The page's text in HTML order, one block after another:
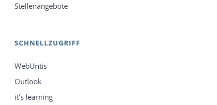
Stellenangebote
SCHNELLZUGRIFF
WebUntis
Outlook
it’s learning